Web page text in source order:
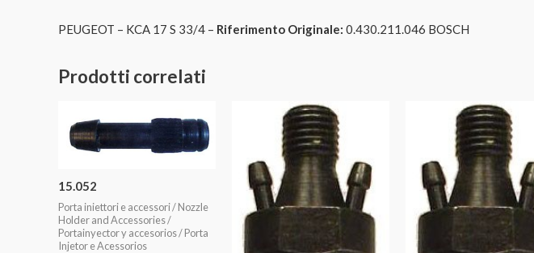
PEUGEOT – KCA 17 S 33/4 – Riferimento Originale: 0.430.211.046 BOSCH
Prodotti correlati
15.052
Porta iniettori e accessori / Nozzle
Holder and Accessories /
Portainyector y accesorios / Porta
Injetor e Acessorios